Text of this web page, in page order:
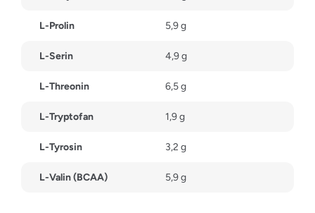
L-Prolin 5,9 g
L-Serin 4,9 g
L-Threonin 6,5 g
L-Tryptofan 1,9 g
L-Tyrosin 3,2 g
L-Valin (BCAA) 5,9 g